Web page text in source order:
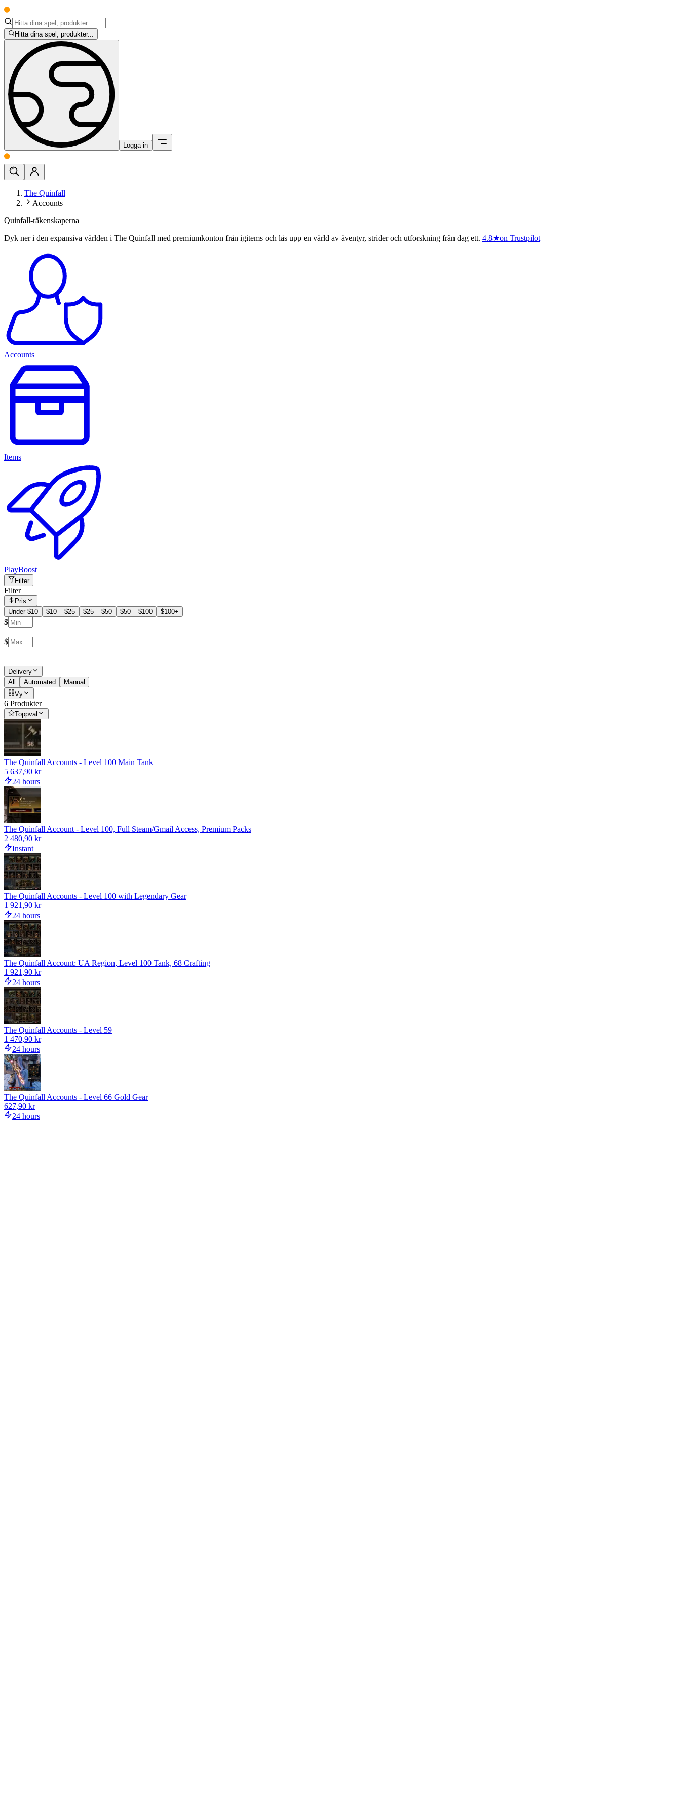
Hitta dina spel, produkter...
Logga in
The Quinfall
Accounts
Quinfall-räkenskaperna
Dyk ner i den expansiva världen i The Quinfall med premiumkonton från igitems och lås upp en värld av äventyr, strider och utforskning från dag ett. 4.8★on Trustpilot
Accounts
Items
PlayBoost
Filter
Filter
Pris
Under $10
$10 – $25 $25 – $50 $50 – $100 $100+
$
–
$
Delivery
All
Automated
Manual
Vy
6 Produkter
Toppval
The Quinfall Accounts - Level 100 Main Tank
5 637,90 kr
24 hours
The Quinfall Account - Level 100, Full Steam/Gmail Access, Premium Packs
2 480,90 kr
Instant
The Quinfall Accounts - Level 100 with Legendary Gear
1 921,90 kr
24 hours
The Quinfall Account: UA Region, Level 100 Tank, 68 Crafting
1 921,90 kr
24 hours
The Quinfall Accounts - Level 59
1 470,90 kr
24 hours
The Quinfall Accounts - Level 66 Gold Gear
627,90 kr
24 hours